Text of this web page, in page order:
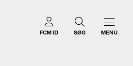
FCM ID SØG MENU